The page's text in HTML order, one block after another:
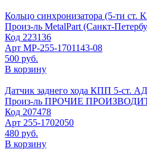
Кольцо синхронизатора (5-ти ст.
Произ-ль MetalPart (Санкт-
Код 223136
Арт МР-255-1701143-08
500 руб.
В корзину
Датчик заднего хода КПП 5-ст.
Произ-ль ПРОЧИЕ
Код 207478
Арт 255-1702050
480 руб.
В корзину